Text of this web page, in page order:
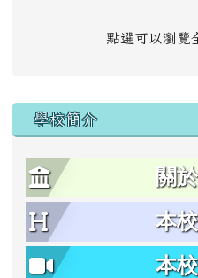
點選可以瀏覽
學校簡介
關
本
本